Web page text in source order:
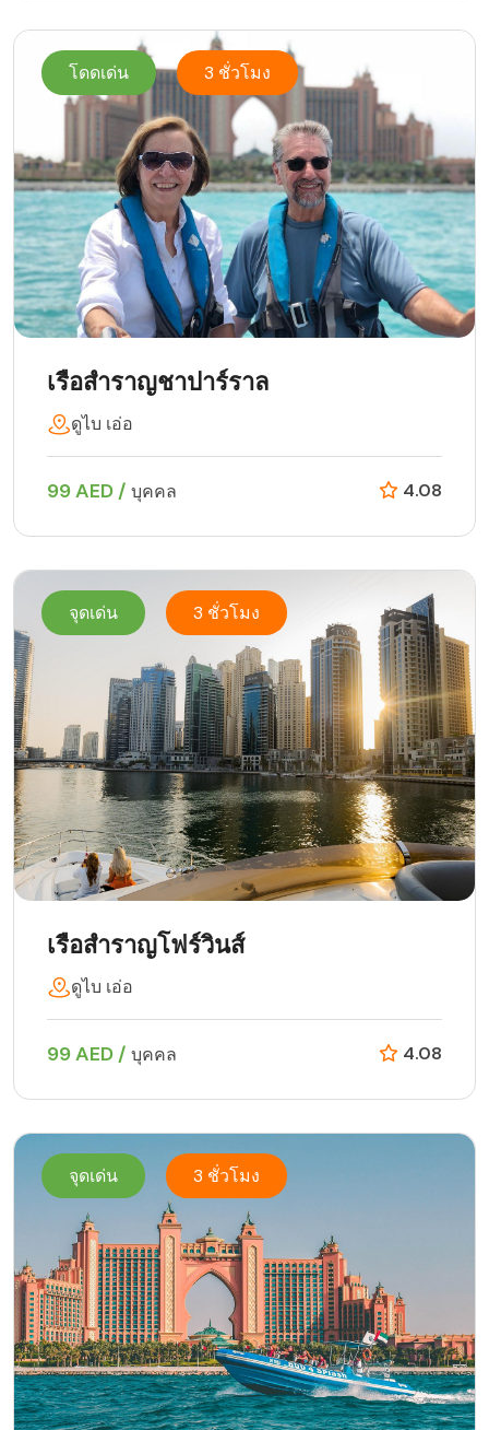
โดดเด่น 3 ชั่วโมง
เรือสำราญชาปาร์ราล
ดูไบ เอ่อ
99 AED / บุคคล 4.08
จุดเด่น 3 ชั่วโมง
เรือสำราญโฟร์วินส์
ดูไบ เอ่อ
99 AED / บุคคล 4.08
จุดเด่น 3 ชั่วโมง